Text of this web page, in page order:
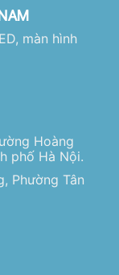
màn hình
Hoàng
phố Hà Nội.
Phường Tân